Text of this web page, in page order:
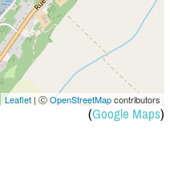
Leaflet | ⒸOpenStreetMapcontributors
(Google Maps)